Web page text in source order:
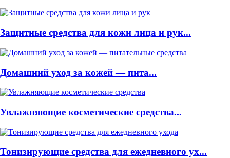
Защитные средства для кожи лица и рук...
Домашний уход за кожей — пита...
Увлажняющие косметические средства...
Тонизирующие средства для ежедневного ух...